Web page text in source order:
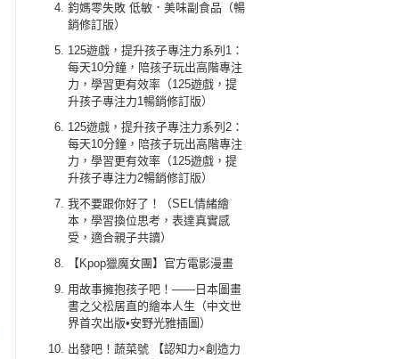
鈞媽零失敗 低敏．美味副食品（暢
銷修訂版）
125遊戲，提升孩子專注力系列1：
每天10分鐘，陪孩子玩出高階專注
力，學習更有效率（125遊戲，提
升孩子專注力1暢銷修訂版）
125遊戲，提升孩子專注力系列2：
每天10分鐘，陪孩子玩出高階專注
力，學習更有效率（125遊戲，提
升孩子專注力2暢銷修訂版）
我不要跟你好了！（SEL情緒繪
本，學習換位思考，表達真實感
受，適合親子共讀）
【Kpop獵魔女團】官方電影漫畫
用故事擁抱孩子吧！——日本圖畫
書之父松居直的繪本人生（中文世
界首次出版•安野光雅插圖）
出發吧！蔬菜號 【認知力×創造力